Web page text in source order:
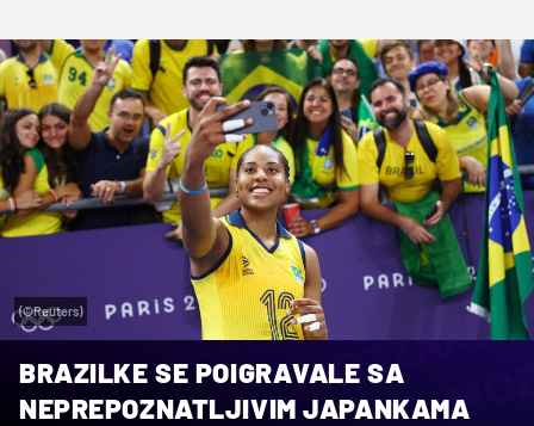
(©Reuters)
BRAZILKE SE POIGRAVALE SA
NEPREPOZNATLJIVIM JAPANKAMA